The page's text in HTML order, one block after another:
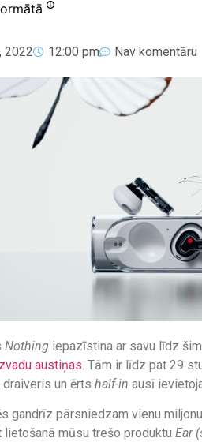
2022 12:00 pm Nav komentāru
Nothing iepazīstina ar savu līdz
austiņas. Tām ir līdz pat 29
un ērtshalf-in ausī
gandrīz pārsniedzam vienu
mūsu trešo produktu Ear